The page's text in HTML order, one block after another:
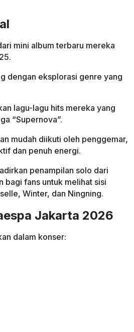
mini album terbaru mereka
dengan eksplorasi genre yang
lagu-lagu hits mereka yang
“Supernova”.
mudah diikuti oleh penggemar,
dan penuh energi.
penampilan solo dari
bagi fans untuk melihat sisi
Winter, dan Ningning.
Jakarta 2026
dalam konser: